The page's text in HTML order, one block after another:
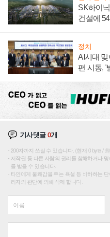
SK하이
건설에
정치
AI시대
편 시동, '
기사댓글0개
200자까지 쓰실 수 있습니다. (현재 0 byte /
저작권 등 다른 사람의 권리를 침해하거나
를 받을 수 있습니다.
타인에게 불쾌감을 주는 욕설 등 비하하는
리자의 판단에 의해 삭제 합니다.